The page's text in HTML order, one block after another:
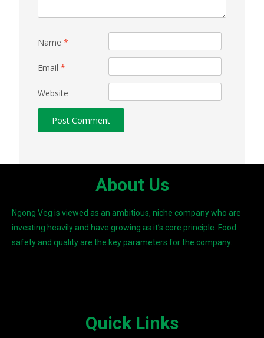
Name *
Email *
Website
About Us
Ngong Veg is viewed as an ambitious, niche company who are
investing heavily and have growing as it’s core principle. Food
safety and quality are the key parameters for the company.
Quick Links